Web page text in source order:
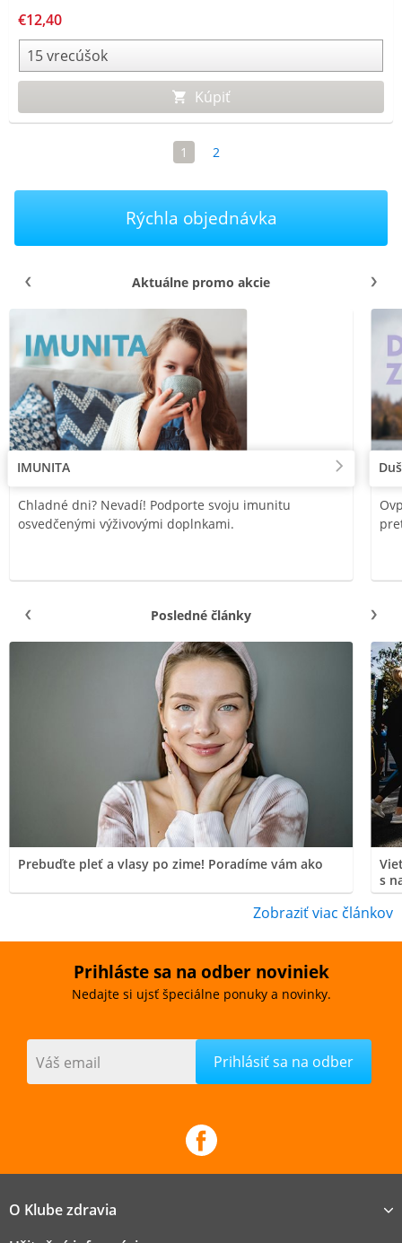
€12,40
Kúpiť
1 2
Rýchla objednávka
Aktuálne promo akcie
IMUNITA
Chladné dni? Nevadí! Podporte svoju imunitu
osvedčenými výživovými doplnkami.
Posledné články
Prebuďte pleť a vlasy po zime! Poradíme vám ako
s
Zobraziť viac článkov
Prihláste sa na odber noviniek
Nedajte si ujsť špeciálne ponuky a novinky.
Váš email
O Klube zdravia